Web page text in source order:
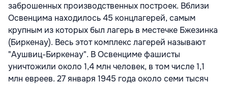
заброшенных производственных построек. Вблизи
Освенцима находилось 45 концлагерей, самым
крупным из которых был лагерь в местечке Бжезинка
(Биркенау). Весь этот комплекс лагерей называют
"Аушвиц-Биркенау". В Освенциме фашисты
уничтожили около 1,4 млн человек, в том числе 1,1
млн евреев. 27 января 1945 года около семи тысяч